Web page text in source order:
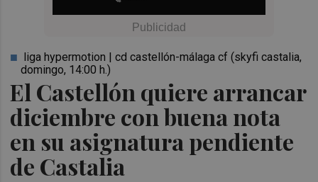
El Castellón quiere arrancar
diciembre con buena nota
en su asignatura pendiente
de Castalia
liga hypermotion | cd castellón-málaga cf (skyfi castalia,
domingo, 14:00 h.)